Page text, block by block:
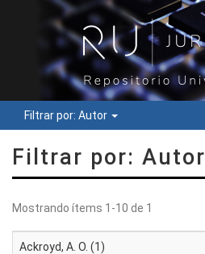
Filtrar por: Autor
Filtrar por: Autor
Mostrando ítems 1-10 de 1
Ackroyd, A. O. (1)